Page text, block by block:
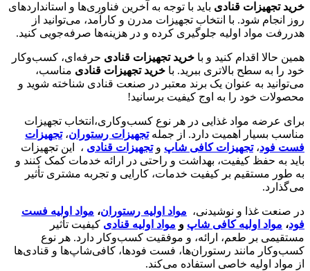
خرید تجهیزات قنادی باید با توجه به آخرین فناوری‌ها و استانداردهای
روز انجام شود. با انتخاب تجهیزات مدرن و کارآمد، می‌توانید از
هدررفت مواد اولیه جلوگیری کرده و در هزینه‌ها صرفه‌جویی کنید.
همین حالا اقدام کنید و با خرید تجهیزات قنادی حرفه‌ای، کسب‌وکار
خود را به سطح بالاتری ببرید. با خرید تجهیزات قنادی مناسب،
می‌توانید به عنوان یک برند معتبر در صنعت قنادی شناخته شوید و
محصولات خود را به اوج کیفیت برسانید!
برای عرضه مواد غذایی در هر نوع کسب‌وکاری،انتخاب تجهیزات
مناسب بسیار اهمیت دارد. از جملهتجهیزات رستوران‌،تجهیزات
فست فود،تجهیزات کافی‌ شاپ‌ وتجهیزات قنادی ، این تجهیزات
باید به حفظ کیفیت، بهداشت و راحتی در ارائه خدمات کمک کنند و
به طور مستقیم بر کیفیت خدمات، کارایی و تجربه مشتری تأثیر
می‌گذارد.
در صنعت غذا و نوشیدنی، مواد اولیه رستوران‌، مواد اولیه فست
فود، مواد اولیه کافی‌ شاپ‌ و مواد اولیه قنادی کیفیت تأثیر
مستقیمی بر طعم، ارائه، و موفقیت کسب‌وکار دارد. هر نوع
کسب‌وکار مانند رستوران‌ها، فست فودها، کافی‌شاپ‌ها و قنادی‌ها
از مواد اولیه خاصی استفاده می‌کند.